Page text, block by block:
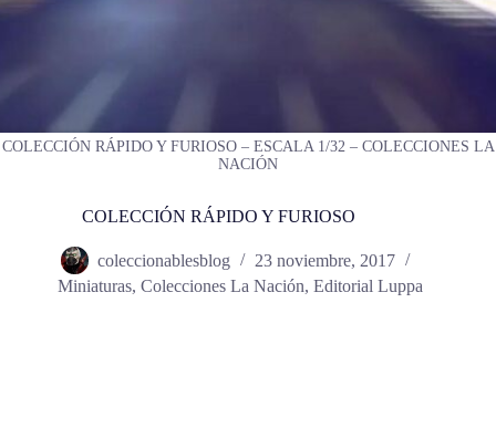
COLECCIÓN RÁPIDO Y FURIOSO – ESCALA 1/32 – COLECCIONES LA
NACIÓN
COLECCIÓN RÁPIDO Y FURIOSO
coleccionablesblog
23 noviembre, 2017
Miniaturas,Colecciones La Nación,Editorial Luppa